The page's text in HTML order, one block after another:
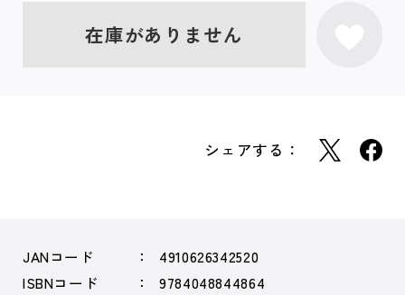
在庫がありません
シェアする：
JANコード
4910626342520
ISBNコード
9784048844864